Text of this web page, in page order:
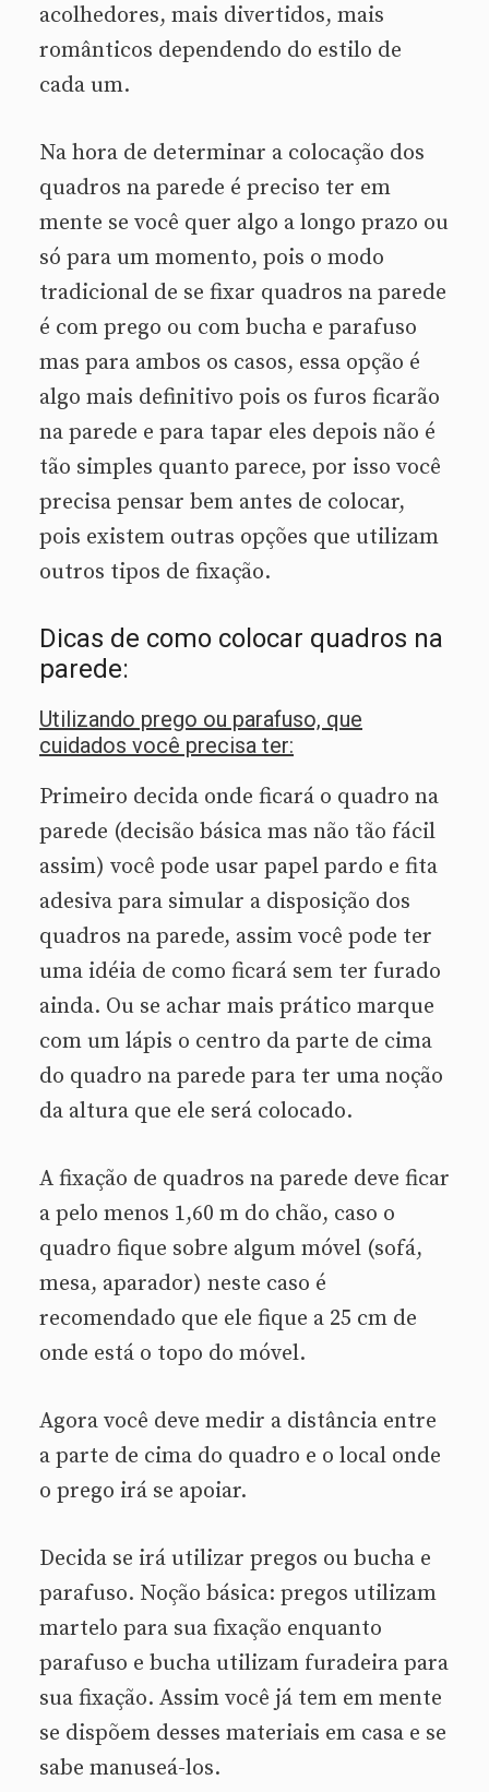
acolhedores, mais divertidos, mais
românticos dependendo do estilo de
cada um.
Na hora de determinar a colocação dos
quadros na parede é preciso ter em
mente se você quer algo a longo prazo ou
só para um momento, pois o modo
tradicional de se fixar quadros na parede
é com prego ou com bucha e parafuso
mas para ambos os casos, essa opção é
algo mais definitivo pois os furos ficarão
na parede e para tapar eles depois não é
tão simples quanto parece, por isso você
precisa pensar bem antes de colocar,
pois existem outras opções que utilizam
outros tipos de fixação.
Dicas de como colocar quadros na
parede:
Utilizando prego ou parafuso, que
cuidados você precisa ter:
Primeiro decida onde ficará o quadro na
parede (decisão básica mas não tão fácil
assim) você pode usar papel pardo e fita
adesiva para simular a disposição dos
quadros na parede, assim você pode ter
uma idéia de como ficará sem ter furado
ainda. Ou se achar mais prático marque
com um lápis o centro da parte de cima
do quadro na parede para ter uma noção
da altura que ele será colocado.
A fixação de quadros na parede deve ficar
a pelo menos 1,60 m do chão, caso o
quadro fique sobre algum móvel (sofá,
mesa, aparador) neste caso é
recomendado que ele fique a 25 cm de
onde está o topo do móvel.
Agora você deve medir a distância entre
a parte de cima do quadro e o local onde
o prego irá se apoiar.
Decida se irá utilizar pregos ou bucha e
parafuso. Noção básica: pregos utilizam
martelo para sua fixação enquanto
parafuso e bucha utilizam furadeira para
sua fixação. Assim você já tem em mente
se dispõem desses materiais em casa e se
sabe manuseá-los.